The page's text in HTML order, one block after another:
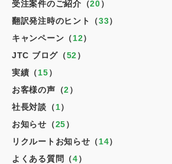
受注案件のご紹介（20）
翻訳発注時のヒント（33）
キャンペーン（12）
JTC ブログ（52）
実績（15）
お客様の声（2）
社長対談（1）
お知らせ（25）
リクルートお知らせ（14）
よくある質問（4）